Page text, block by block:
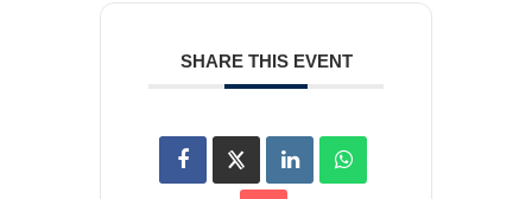
SHARE THIS EVENT